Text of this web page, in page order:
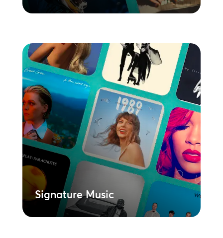
Signature Music
Signature Music
Stellen Sie mit unserer Premium-
Streaming-Lösung dynamische
Wiedergabelisten zusammen. Mit seiner
umfangreichen Bibliothek an lizenzierter
Musik ermöglicht Signature Music Ihnen,
eine konsistente, markengerechte
Klanglandschaft an allen Ihren
Standorten zu schaffen. Ein schneller,
einfacher und skalierbarer Weg, die
Macht der Musik in Ihrem Unternehmen
zu nutzen
Mehr erfahren